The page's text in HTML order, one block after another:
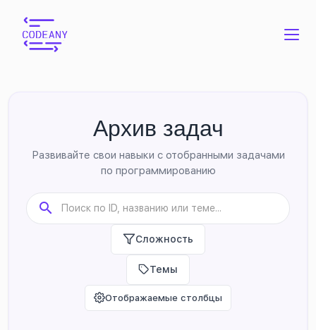
Архив задач
Развивайте свои навыки с отобранными задачами
по программированию
Сложность
Темы
Отображаемые столбцы